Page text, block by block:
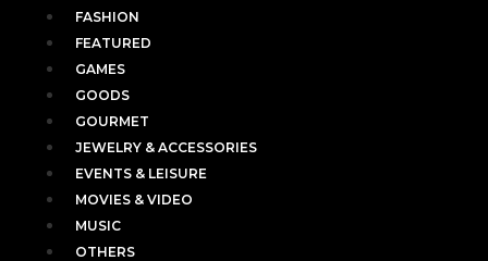
FASHION
FEATURED
GAMES
GOODS
GOURMET
JEWELRY & ACCESSORIES
EVENTS & LEISURE
MOVIES & VIDEO
MUSIC
OTHERS